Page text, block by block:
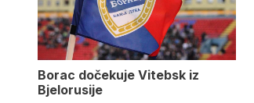
Borac dočekuje Vitebsk iz
Bjelorusije